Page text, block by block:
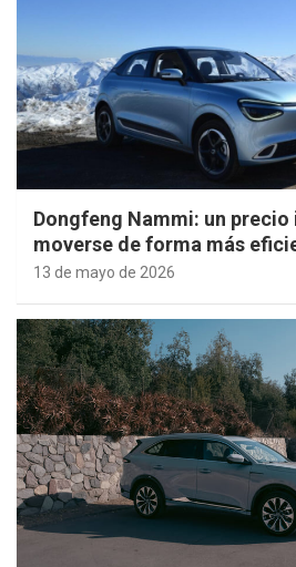
Dongfeng Nammi: un
moverse de forma más
13 de mayo de 2026